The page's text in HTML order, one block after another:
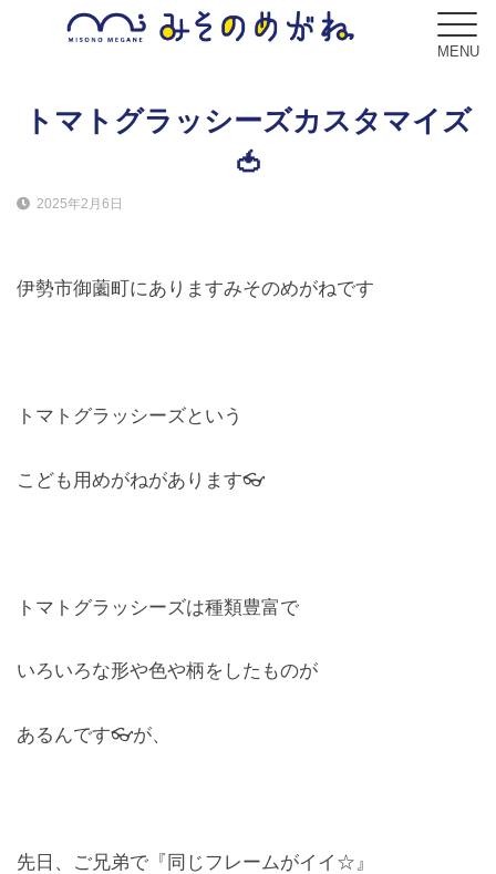
MENU
Blog
コンセプト
Concept
Frame
キッズ
Sun Glasses
トマトグラッシーズカスタマイズ
🍅
2025年2月6日
伊勢市御薗町にありますみそのめがねです
トマトグラッシーズという
こども用めがねがあります👓
トマトグラッシーズは種類豊富で
いろいろな形や色や柄をしたものが
あるんです👓が、
先日、ご兄弟で『同じフレームがイイ☆』